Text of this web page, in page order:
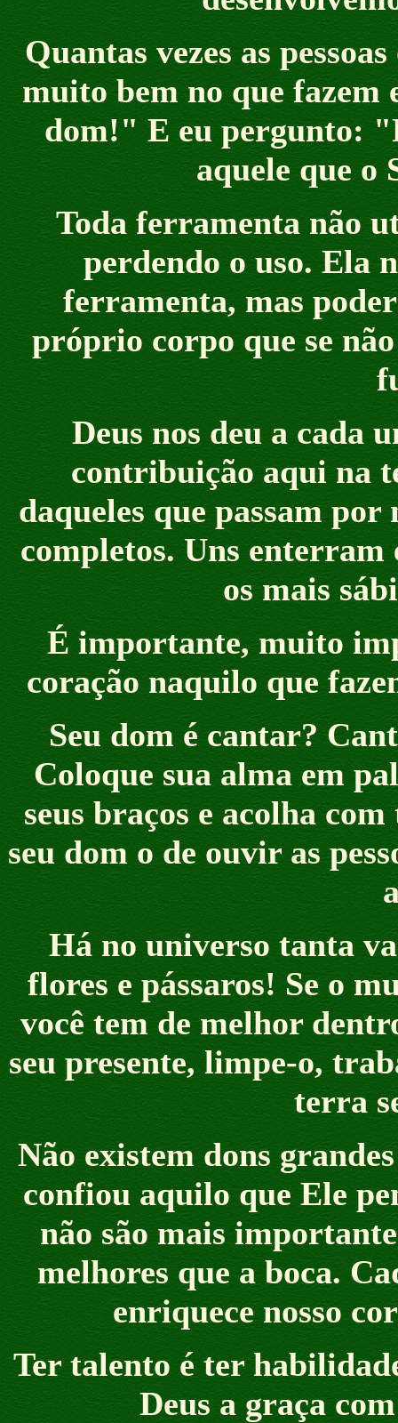
Quantas vezes as
muito bem no que fazem
dom!" E eu pergunto:
aquele que o
Toda ferramenta não
perdendo o uso. Ela
ferramenta, mas
próprio corpo que se
Deus nos deu a cada
contribuição aqui na
daqueles que passam por
completos. Uns enterram
os mais
É importante, muito
coração naquilo que
Seu dom é cantar?
Coloque sua alma em
seus braços e acolha
seu dom o de ouvir as
Há no universo tanta
flores e pássaros! Se o
você tem de melhor
seu presente, limpe-o,
terra
Não existem dons
confiou aquilo que Ele
não são mais
melhores que a boca.
enriquece nosso
Ter talento é ter
Deus a graça